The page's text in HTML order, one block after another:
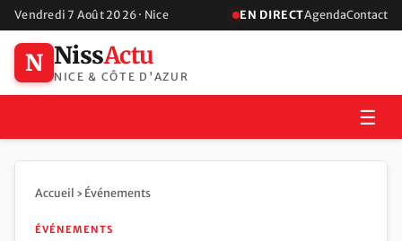
Vendredi 7 Août 2026 · Nice EN DIRECTAgendaContact
N NissActu
NICE & CÔTE D'AZUR
☰
Accueil › Événements
ÉVÉNEMENTS